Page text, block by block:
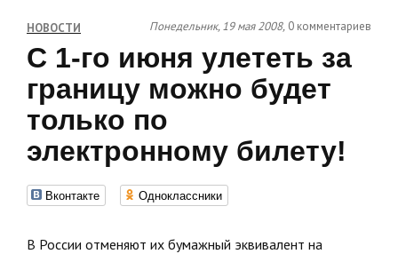
НОВОСТИ Понедельник, 19 мая 2008, 0 комментариев
С 1-го июня улететь за
границу можно будет
только по
электронному билету!
Вконтакте Одноклассники
В России отменяют их бумажный эквивалент на